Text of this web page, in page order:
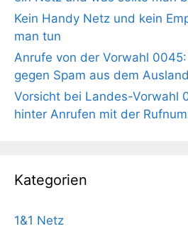
Kein Handy Netz und kein
man tun
Anrufe von der Vorwahl
gegen Spam aus dem Ausland
Vorsicht bei Landes-Vorwahl
hinter Anrufen mit der
Kategorien
1&1 Netz